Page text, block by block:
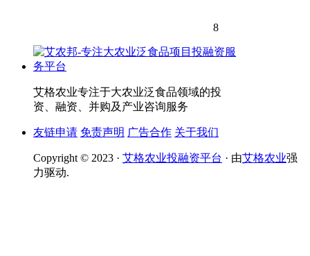
8
艾格农业专注于大农业泛食品领域的投
资、融资、并购及产业咨询服务
友链申请 免责声明 广告合作 关于我们
Copyright © 2023 · 艾格农业投融资平台 · 由艾格农业强
力驱动.